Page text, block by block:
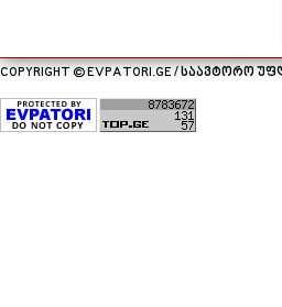
COPYRIGHT © EVPATORI.GE / საავტორო